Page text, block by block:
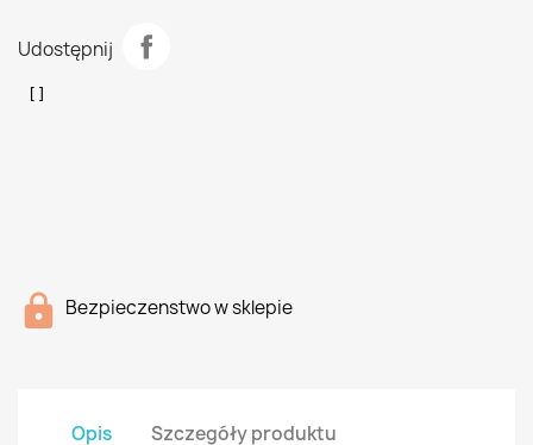
Udostępnij
Bezpieczenstwo w sklepie
Opis Szczegóły produktu